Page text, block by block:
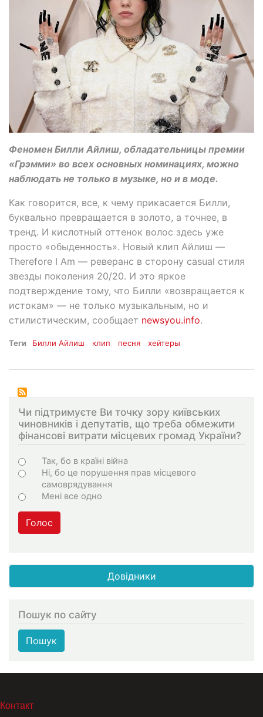
Феномен Билли Айлиш, обладательницы премии
«Грэмми» во всех основных номинациях, можно
наблюдать не только в музыке, но и в моде.
Как говорится, все, к чему прикасается Билли,
буквально превращается в золото, а точнее, в
тренд. И кислотный оттенок волос здесь уже
просто «обыденность». Новый клип Айлиш —
Therefore I Am — реверанс в сторону casual стиля
звезды поколения 20/20. И это яркое
подтверждение тому, что Билли «возвращается к
истокам» — не только музыкальным, но и
стилистическим, сообщает newsyou.info.
Теги Билли Айлиш клип песня хейтеры
Чи підтримуєте Ви точку зору київських
чиновників і депутатів, що треба обмежити
фінансові витрати місцевих громад України?
Choices
Так, бо в країні війна
Ні, бо це порушення прав місцевого
самоврядування
Мені все одно
Голос
Довідники
Пошук по сайту
Пошук
МЕНЮ В ПОДВАЛЕ
Контакт